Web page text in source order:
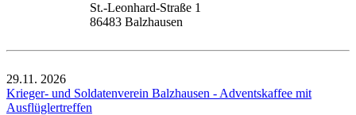
St.-Leonhard-Straße 1
86483 Balzhausen
29.11. 2026
Krieger- und Soldatenverein Balzhausen - Adventskaffee mit
Ausflüglertreffen